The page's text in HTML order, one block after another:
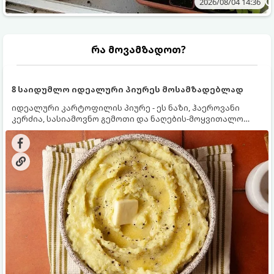
რა მოვამზადოთ?
8 საიდუმლო იდეალური პიურეს მოსამზადებლად
იდეალური კარტოფილის პიურე - ეს ნაზი, ჰაეროვანი
კერძია, სასიამოვნო გემოთი და ნაღების-მოყვითალო
ფერით. მისი მომზადება ძალიან მარტივია, მაგრამ
არსებობს რამდენიმე საიდუმლო, რომლებიც უნდა
იცოდეთ, რომ პიურე იდეალურად გემრიელი გამოვიდეს.